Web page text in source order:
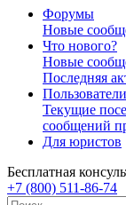
Форумы
Новые
Что нового?
Новые
Последняя
Пользователи
Текущие
сообщений
Для юристов
Бесплатная
+7 (800) 511-86-74